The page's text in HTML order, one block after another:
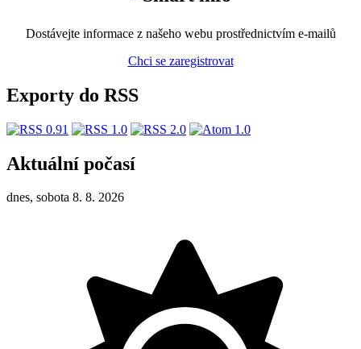
Dostávejte informace z našeho webu prostřednictvím e-mailů
Chci se zaregistrovat
Exporty do RSS
Aktuální počasí
dnes, sobota 8. 8. 2026